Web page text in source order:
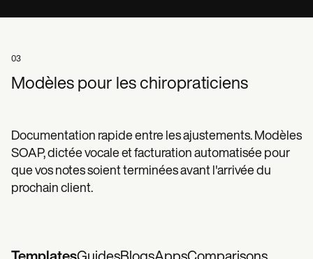
03
Modèles pour les chiropraticiens
Documentation rapide entre les ajustements. Modèles
SOAP, dictée vocale et facturation automatisée pour
que vos notes soient terminées avant l'arrivée du
prochain client.